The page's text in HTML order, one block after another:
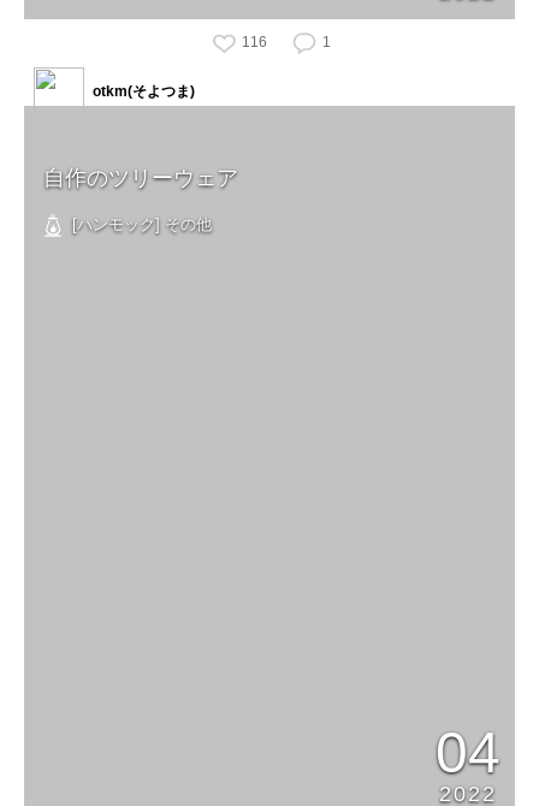
116 1
自作のツリーウェア
[ハンモック] その他
04
2022
otkm(そよつま)